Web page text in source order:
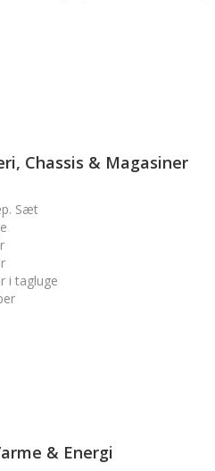
Chassis & Magasiner
Sæt
i tagluge
& Energi